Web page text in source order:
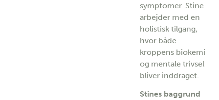
symptomer. Stine
arbejder med en
holistisk tilgang,
hvor både
kroppens biokemi
og mentale trivsel
bliver inddraget.
Stines baggrund